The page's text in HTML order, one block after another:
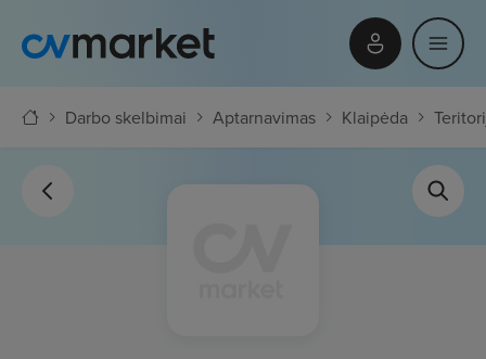
Darbo skelbimai Aptarnavimas Klaipėda